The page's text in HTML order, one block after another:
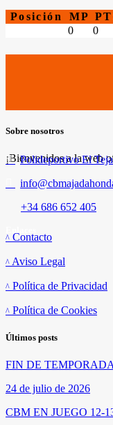
Posición MP
0
0
Sobre nosotros
¡Bienvenidos a la web
Polideportivo El
+34 686 652 405
Contacto
Aviso Legal
Política de Privacidad
Política de Cookies
Últimos posts
FIN DE
24 de julio de 2026
CBM EN JUEGO 12-